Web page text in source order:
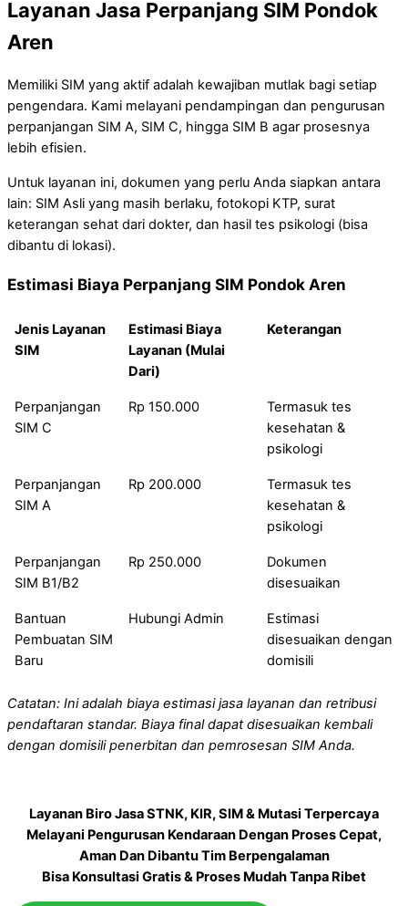
Layanan Jasa Perpanjang SIM Pondok
Aren
Memiliki SIM yang aktif adalah kewajiban mutlak bagi setiap
pengendara. Kami melayani pendampingan dan pengurusan
perpanjangan SIM A, SIM C, hingga SIM B agar prosesnya
lebih efisien.
Untuk layanan ini, dokumen yang perlu Anda siapkan antara
lain: SIM Asli yang masih berlaku, fotokopi KTP, surat
keterangan sehat dari dokter, dan hasil tes psikologi (bisa
dibantu di lokasi).
Estimasi Biaya Perpanjang SIM Pondok Aren
Jenis Layanan
SIM
Estimasi Biaya
Layanan (Mulai
Dari)
Keterangan
Perpanjangan
SIM C
Rp 150.000
Termasuk tes
kesehatan &
psikologi
Perpanjangan
SIM A
Rp 200.000
Termasuk tes
kesehatan &
psikologi
Perpanjangan
SIM B1/B2
Rp 250.000
Dokumen
disesuaikan
Bantuan
Pembuatan SIM
Baru
Hubungi Admin
Estimasi
disesuaikan dengan
domisili
Catatan: Ini adalah biaya estimasi jasa layanan dan retribusi
pendaftaran standar. Biaya final dapat disesuaikan kembali
dengan domisili penerbitan dan pemrosesan SIM Anda.
Layanan Biro Jasa STNK, KIR, SIM & Mutasi Terpercaya
Melayani Pengurusan Kendaraan Dengan Proses Cepat,
Aman Dan Dibantu Tim Berpengalaman
Bisa Konsultasi Gratis & Proses Mudah Tanpa Ribet